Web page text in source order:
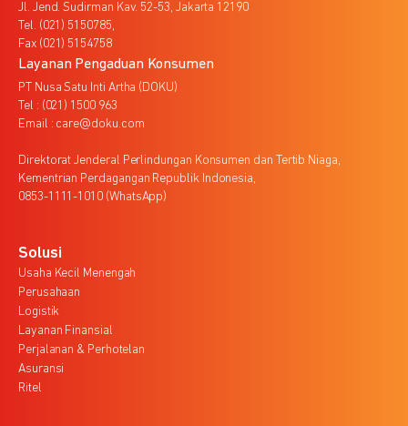
Jl. Jend. Sudirman Kav. 52-53, Jakarta 12190
Tel. (021) 5150785,
Fax (021) 5154758
Layanan Pengaduan Konsumen
PT Nusa Satu Inti Artha (DOKU)
Tel : (021) 1500 963
Email : care@doku.com
Direktorat Jenderal Perlindungan Konsumen dan Tertib Niaga,
Kementrian Perdagangan Republik Indonesia,
0853-1111-1010 (WhatsApp)
Solusi
Usaha Kecil Menengah
Perusahaan
Logistik
Layanan Finansial
Perjalanan & Perhotelan
Asuransi
Ritel